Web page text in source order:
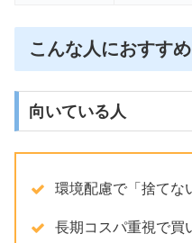
こんな人におすすめ
向いている人
環境配慮で「捨てな
長期コスパ重視で買